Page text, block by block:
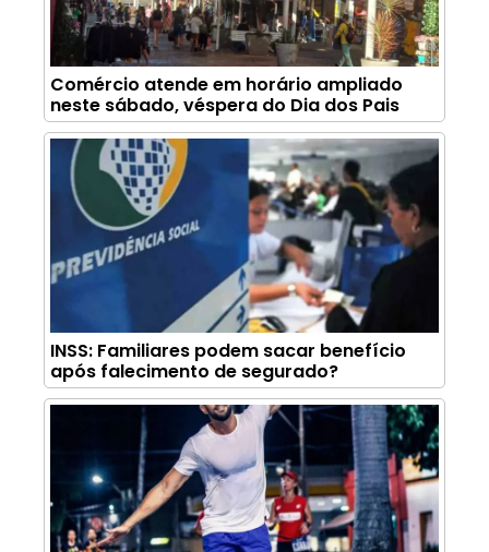
Comércio atende em horário ampliado
neste sábado, véspera do Dia dos Pais
INSS: Familiares podem sacar benefício
após falecimento de segurado?